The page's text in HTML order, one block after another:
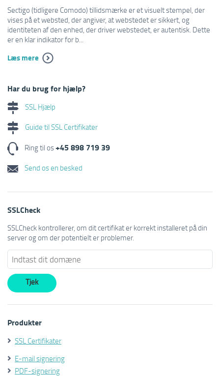
Sectigo (tidligere Comodo) tillidsmærke er et visuelt stempel, der
vises på et websted, der angiver, at webstedet er sikkert, og
identiteten af den enhed, der driver webstedet, er autentisk. Dette
er en klar indikator for b...
Læs mere
Har du brug for hjælp?
SSL Hjælp
Guide til SSL Certifikater
Ring til os+45 898 719 39
Send os en besked
SSLCheck
SSLCheck kontrollerer, om dit certifikat er korrekt installeret på din
server og om der potentielt er problemer.
Produkter
SSL Certifikater
E-mail signering
PDF-signering